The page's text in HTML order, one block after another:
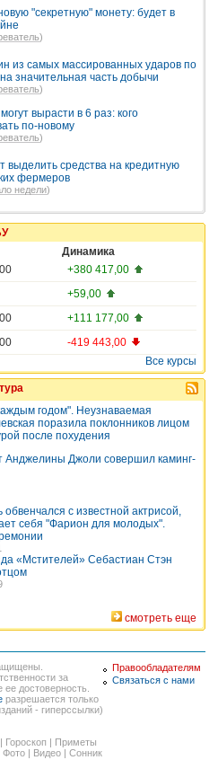
"секретную" монету: будет в
)
из самых массированных ударов по
значительная часть добычи
)
вырасти в 6 раз: кого
по-новому
)
выделить средства на кредитную
фермеров
недели)
Динамика
+380 417,00
+59,00
+111 177,00
-419 443,00
Все курсы
годом". Неузнаваемая
поразила поклонников лицом
после похудения
Анджелины Джоли совершил каминг-
обвенчался с известной актрисой,
себя "Фарион для молодых".
«Мстителей» Себастиан Стэн
смотреть еще
за
достоверность.
разрешается только
- гиперссылки)
| Гороскоп | Приметы
Фото | Видео | Сонник
Правообладателям
Связаться с нами